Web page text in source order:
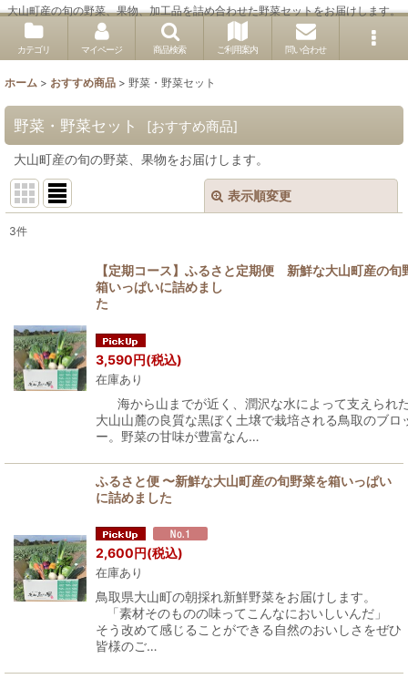
大山町産の旬の野菜、果物、加工品を詰め合わせた野菜セットをお届けします。
カテゴリ マイページ 商品検索 ご利用案内 問い合わせ
ホーム > おすすめ商品 > 野菜・野菜セット
野菜・野菜セット [おすすめ商品]
大山町産の旬の野菜、果物をお届けします。
表示順変更
3件
【定期コース】ふるさと定期便 新鮮な大山町産の旬
箱いっぱいに詰めまし
3,590円(税込)
在庫あり
海から山までが近く、潤沢な水によって支えられ
大山山麓の良質な黒ぼく土壌で栽培される鳥取のブロ
ー。野菜の甘味が豊富なん…
ふるさと便 〜新鮮な大山町産の旬野菜を箱いっぱい
に詰めました
2,600円(税込)
在庫あり
鳥取県大山町の朝採れ新鮮野菜をお届けします。
「素材そのものの味ってこんなにおいしいんだ」
そう改めて感じることができる自然のおいしさをぜひ
皆様のご…